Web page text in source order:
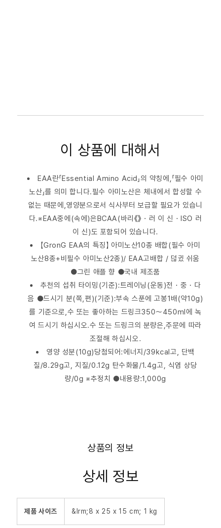
이 상품에 대해서
EAA란「Essential Amino Acid」의 약칭에,「필수 아미
노산」를 의미 합니다.필수 아미노산은 체내에서 합성할 수
없는 때문에,영양분으로서 식사부터 보급할 필요가 있습니
다.※EAA중에(속에)은BCAA(바리《》・러 이 신・ISO 러
이 신)도 포함되어 있습니다.
【GronG EAA의 특징】 아미노산10종 배합(필수 아미
노산8종+비필수 아미노산2종)/ EAA고배합 / 덚귔 쉬움
●그린 애플 향 ●국내 제조품
추천의 섭취 타이밍(기준):트레이닝(운동)전・중・다
음 ●드시기 분(쪽,편)(기준):부속 스푼에 고봉1배(약10g)
를 기준으로,수 또는 좋아하는 드링크350～450ml에 녹
여 드시기 하십시오.수 또는 드링크의 분량은,주문에 따라
조절해 하십시오.
영양 성분(10g)당첨되어:에너지/39kcal고, 단백
질/8.29g고, 지질/0.12g 탄수화물/1.4g고, 식염 상당
량/0g ※추정치 ●내용량:1,000g
상품의 정보
상세 정보
제품 사이즈 &lrm;8 x 25 x 15 cm; 1 kg